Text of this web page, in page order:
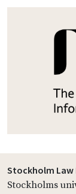
Stockholm Law
Stockholms